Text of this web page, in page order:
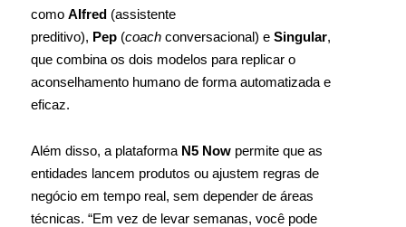
como AIfred (assistente
preditivo), Pep (coach conversacional) e Singular,
que combina os dois modelos para replicar o
aconselhamento humano de forma automatizada e
eficaz.
Além disso, a plataforma N5 Now permite que as
entidades lancem produtos ou ajustem regras de
negócio em tempo real, sem depender de áreas
técnicas. “Em vez de levar semanas, você pode